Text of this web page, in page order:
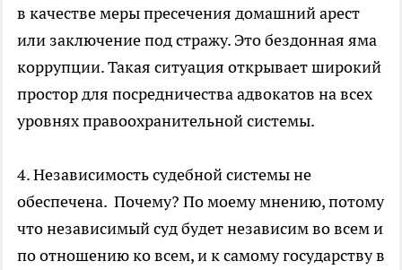
в качестве меры пресечения домашний арест
или заключение под стражу. Это бездонная яма
коррупции. Такая ситуация открывает широкий
простор для посредничества адвокатов на всех
уровнях правоохранительной системы.
4. Независимость судебной системы не
обеспечена. Почему? По моему мнению, потому
что независимый суд будет независим во всем и
по отношению ко всем, и к самому государству в